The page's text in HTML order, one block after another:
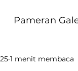
Pameran
1 menit membaca